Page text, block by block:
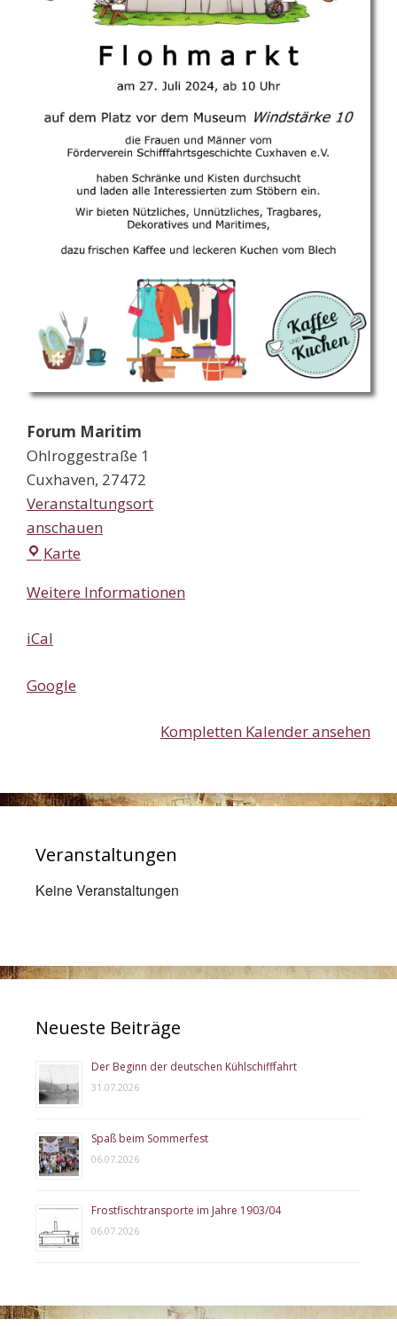
Forum Maritim
Ohlroggestraße 1
Cuxhaven, 27472
Veranstaltungsort
anschauen
Karte
Weitere Informationen
iCal
Google
Kompletten Kalender ansehen
Veranstaltungen
Keine Veranstaltungen
Neueste Beiträge
Der Beginn der deutschen Kühlschifffahrt
31.07.2026
Spaß beim Sommerfest
06.07.2026
Frostfischtransporte im Jahre 1903/04
06.07.2026